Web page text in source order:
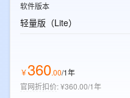
软件版本
轻量版（Lite）
￥360.00/1年
官网折扣价:¥360.00/1年